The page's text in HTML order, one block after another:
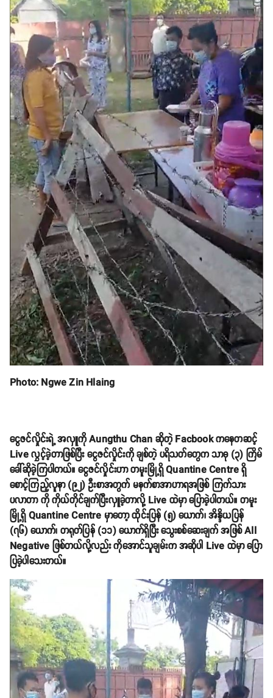
Photo: Ngwe Zin Hlaing
ငွေဇင်လှိုင်းရဲ့ အလှူကို Aungthu Chan ဆိုတဲ့ Facbook ကနေတဆင့်
Live လွှင့်ခဲ့တာဖြစ်ပြီး ငွေဇင်လှိုင်းကို ချစ်တဲ့ ပရိသတ်တွေက သာဓု (၃) ကြိမ်
ခေါ်ဆိုခဲ့ကြပါတယ်။ ငွေဇင်လှိုင်းဟာ တမူးမြို့ရှိ Quantine Centre ရှိ
စောင့်ကြည့်လူနာ (၉၂) ဦးစာအတွက် မနက်စာအာဟာရအဖြစ် ကြက်သား
ပလာတာ ကို ကိုယ်တိုင်ချက်ပြီးလှူခဲ့တာလို့ Live ထဲမှာ ပြောခဲ့ပါတယ်။ တမူး
မြို့ရှိ Quantine Centre မှာတော့ ထိုင်းပြန် (၅) ယောက်၊ အိန္ဒိယပြန်
(၇၆) ယောက်၊ တရုတ်ပြန် (၁၁) ယောက်ရှိပြီး သွေးစစ်ဆေးချက် အဖြစ် All
Negative ဖြစ်တယ်လို့လည်း ကိုအောင်သူချမ်းက အဆိုပါ Live ထဲမှာ ပြော
ပြခဲ့ပါသေးတယ်။